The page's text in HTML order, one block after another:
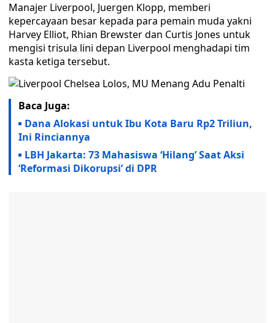
Manajer Liverpool, Juergen Klopp, memberi
kepercayaan besar kepada para pemain muda yakni
Harvey Elliot, Rhian Brewster dan Curtis Jones untuk
mengisi trisula lini depan Liverpool menghadapi tim
kasta ketiga tersebut.
Baca Juga:
Dana Alokasi untuk Ibu Kota Baru Rp2 Triliun,
Ini Rinciannya
LBH Jakarta: 73 Mahasiswa ‘Hilang’ Saat Aksi
‘Reformasi Dikorupsi’ di DPR